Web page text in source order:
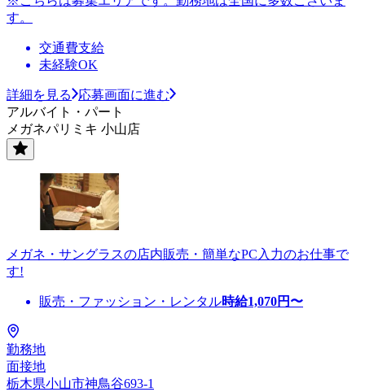
す。
交通費支給
未経験OK
詳細を見る
応募画面に進む
アルバイト・パート
メガネパリミキ 小山店
メガネ・サングラスの店内販売・簡単なPC入力のお仕事で
す!
販売・ファッション・レンタル時給1,070円〜
勤務地
面接地
栃木県小山市神鳥谷693-1